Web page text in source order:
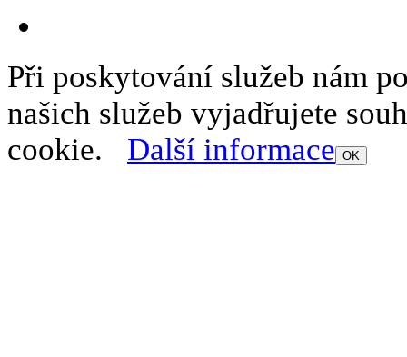
Při poskytování služeb nám
našich služeb vyjadřujete
cookie. Další informace